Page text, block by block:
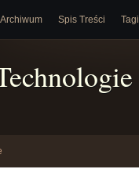
Archiwum Spis Treści Tagi